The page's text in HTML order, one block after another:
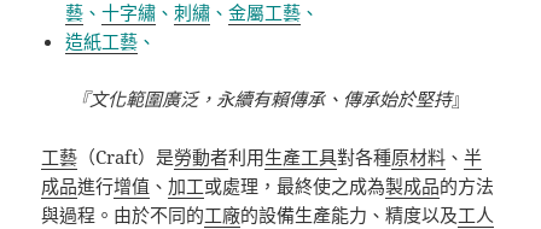
藝 、十字繡 、刺繡 、金屬工藝 、
造紙工藝 、
『文化範圍廣泛，永續有賴傳承、傳承始於堅持』
工藝 （Craft）是勞動者利用生產工具對各種原材料 、半
成品進行增值 、加工或處理，最終使之成為製成品的方法
與過程。由於不同的工廠的設備生產能力、精度以及工人